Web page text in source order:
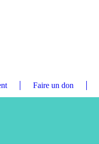
Faire un don